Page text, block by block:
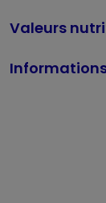
Valeurs